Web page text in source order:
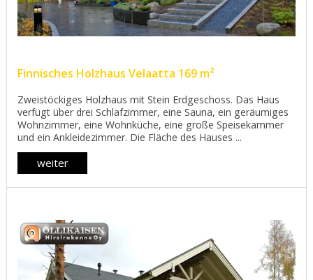
Finnisches Holzhaus Velaatta 169 m²
Zweistöckiges Holzhaus mit Stein Erdgeschoss. Das Haus
verfügt über drei Schlafzimmer, eine Sauna, ein geräumiges
Wohnzimmer, eine Wohnküche, eine große Speisekammer
und ein Ankleidezimmer. Die Fläche des Hauses ...
weiter